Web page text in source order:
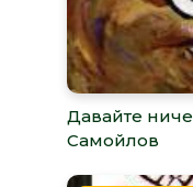
Давайте
Самойлов